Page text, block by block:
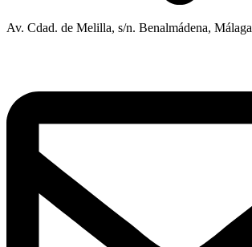
Av. Cdad. de Melilla, s/n. Benalmádena, Málaga